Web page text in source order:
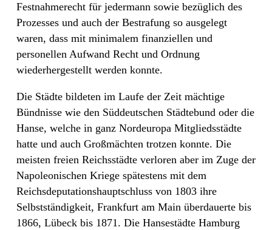
Festnahmerecht für jedermann sowie bezüglich des
Prozesses und auch der Bestrafung so ausgelegt
waren, dass mit minimalem finanziellen und
personellen Aufwand Recht und Ordnung
wiederhergestellt werden konnte.
Die Städte bildeten im Laufe der Zeit mächtige
Bündnisse wie den Süddeutschen Städtebund oder die
Hanse, welche in ganz Nordeuropa Mitgliedsstädte
hatte und auch Großmächten trotzen konnte. Die
meisten freien Reichsstädte verloren aber im Zuge der
Napoleonischen Kriege spätestens mit dem
Reichsdeputationshauptschluss von 1803 ihre
Selbstständigkeit, Frankfurt am Main überdauerte bis
1866, Lübeck bis 1871. Die Hansestädte Hamburg